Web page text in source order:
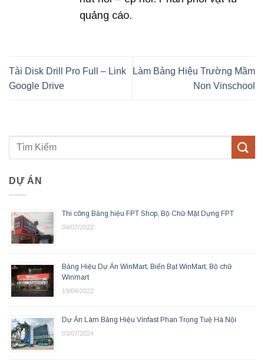
quảng cáo.
Tải Disk Drill Pro Full – Link
Google Drive
Làm Bảng Hiệu Trường Mầm
Non Vinschool
DỰ ÁN
Thi công Bảng hiệu FPT Shop, Bộ Chữ Mặt Dựng FPT
04/07/2022
Bảng Hiệu Dự Án WinMart, Biển Bạt WinMart, Bộ chữ
Winmart
19/04/2022
Dự Án Làm Bảng Hiệu Vinfast Phan Trọng Tuệ Hà Nội
03/07/2024